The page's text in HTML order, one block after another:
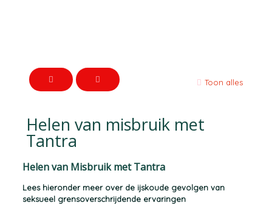
Toon alles
Helen van misbruik met
Tantra
Helen van Misbruik met Tantra
Lees hieronder meer over de ijskoude gevolgen van
seksueel grensoverschrijdende ervaringen